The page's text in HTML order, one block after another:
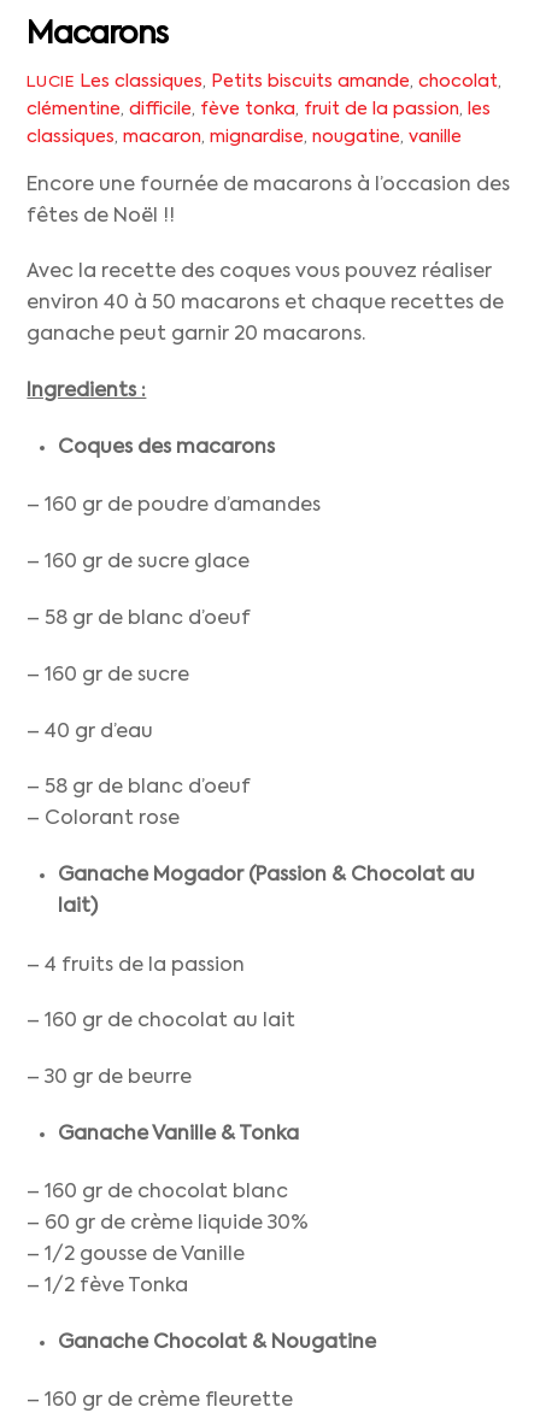
Macarons
LUCIE Les classiques, Petits biscuits amande, chocolat,
clémentine,difficile, fève tonka, fruit de la passion, les
classiques,macaron,mignardise,nougatine,vanille
Encore une fournée de macarons à l’occasion des
fêtes de Noël !!
Avec la recette des coques vous pouvez réaliser
environ 40 à 50 macarons et chaque recettes de
ganache peut garnir 20 macarons.
Ingredients :
Coques des macarons
– 160 gr de poudre d’amandes
– 160 gr de sucre glace
– 58 gr de blanc d’oeuf
– 160 gr de sucre
– 40 gr d’eau
– 58 gr de blanc d’oeuf
– Colorant rose
Ganache Mogador (Passion & Chocolat au
lait)
– 4 fruits de la passion
– 160 gr de chocolat au lait
– 30 gr de beurre
Ganache Vanille & Tonka
– 160 gr de chocolat blanc
– 60 gr de crème liquide 30%
– 1/2 gousse de Vanille
– 1/2 fève Tonka
Ganache Chocolat & Nougatine
– 160 gr de crème fleurette